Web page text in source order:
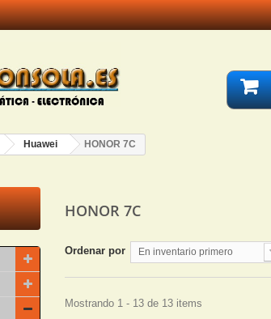
Huawei HONOR 7C
HONOR 7C
Ordenar por En inventario primero
Mostrando 1 - 13 de 13 items